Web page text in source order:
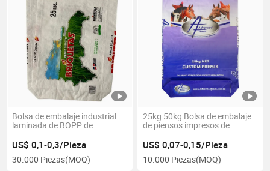
Bolsa de embalaje industrial
laminada de BOPP de
polipropileno tejido y tricotado
US$ 0,1-0,3/Pieza
30.000 Piezas(MOQ)
25kg 50kg Bolsa de embalaje
de piensos impresos de
poliéster tejido para
exportación de fábrica
US$ 0,07-0,15/Pieza
10.000 Piezas(MOQ)